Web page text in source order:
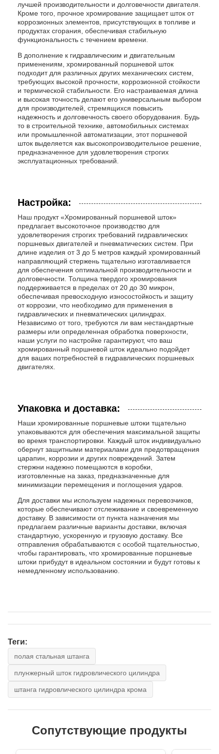
лучшей производительности и долговечности двигателя.
Кроме того, прочное хромирование защищает шток от
коррозионных элементов, присутствующих в топливе и
продуктах сгорания, обеспечивая стабильную
функциональность с течением времени.
В дополнение к гидравлическим и двигательным
применениям, хромированный поршневой шток
подходит для различных других механических систем,
требующих высокой прочности, коррозионной стойкости
и термической стабильности. Его настраиваемая длина
и высокая точность делают его универсальным выбором
для производителей, стремящихся повысить
надежность и долговечность своего оборудования. Будь
то в строительной технике, автомобильных системах
или промышленной автоматизации, этот поршневой
шток выделяется как высокопроизводительное решение,
предназначенное для удовлетворения строгих
эксплуатационных требований.
Настройка:
Наш продукт «Хромированный поршневой шток»
предлагает высокоточное производство для
удовлетворения строгих требований гидравлических
поршневых двигателей и пневматических систем. При
длине изделия от 3 до 5 метров каждый хромированный
направляющий стержень тщательно изготавливается
для обеспечения оптимальной производительности и
долговечности. Толщина твердого хромирования
поддерживается в пределах от 20 до 30 микрон,
обеспечивая превосходную износостойкость и защиту
от коррозии, что необходимо для применения в
гидравлических и пневматических цилиндрах.
Независимо от того, требуются ли вам нестандартные
размеры или определенная обработка поверхности,
наши услуги по настройке гарантируют, что ваш
хромированный поршневой шток идеально подойдет
для ваших потребностей в гидравлических поршневых
двигателях.
Упаковка и доставка:
Наши хромированные поршневые штоки тщательно
упаковываются для обеспечения максимальной защиты
во время транспортировки. Каждый шток индивидуально
обернут защитными материалами для предотвращения
царапин, коррозии и других повреждений. Затем
стержни надежно помещаются в коробки,
изготовленные на заказ, предназначенные для
минимизации перемещения и поглощения ударов.
Для доставки мы используем надежных перевозчиков,
которые обеспечивают отслеживание и своевременную
доставку. В зависимости от пункта назначения мы
предлагаем различные варианты доставки, включая
стандартную, ускоренную и грузовую доставку. Все
отправления обрабатываются с особой тщательностью,
чтобы гарантировать, что хромированные поршневые
штоки прибудут в идеальном состоянии и будут готовы к
немедленному использованию.
Теги:
полая стальная штанга
плунжерный шток гидровлического цилиндра
штанга гидровлического цилиндра крома
Сопутствующие продукты